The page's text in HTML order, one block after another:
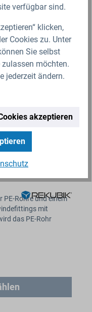
PE-Rohre und einem
mit
das PE-Rohr
verfügbar sind.
klicken,
Cookies zu. Unter
Sie selbst
zulassen möchten.
jederzeit ändern.
akzeptieren